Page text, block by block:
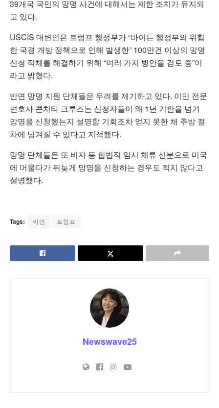
39개국 국민의 망명 사건에 대해서는 제한 조치가 유지되
고 있다.
USCIS 대변인은 트럼프 행정부가 “바이든 행정부의 위험
한 국경 개방 정책으로 인해 발생한” 100만건 이상의 망명
신청 적체를 해결하기 위해 “여러 가지 방안을 검토 중”이
라고 밝혔다.
반면 망명 지원 단체들은 우려를 제기하고 있다. 이민 전문
변호사 콘치타 크루즈는 신청자들이 왜 1년 기한을 넘겨
망명을 신청했는지 설명할 기회조차 얻지 못한 채 추방 절
차에 넘겨질 수 있다고 지적했다.
망명 단체들은 또 비자 등 합법적 임시 체류 신분으로 미국
에 머물다가 뒤늦게 망명을 신청하는 경우도 적지 않다고
설명했다.
Tags: 이민 트럼프
Newswave25